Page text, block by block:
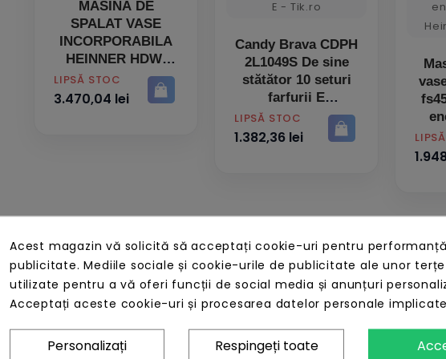
MASINA DE
SPALAT VASE
INCORPORABILA
HEINNER HDW-
BI6614IE++
PRET
LIPSĂ STOC
3.470,04 lei
Candy Brava CDPH
2L1049S De sine
stătător 10 seturi
farfurii E
PRET
LIPSĂ STOC
1.382,36 lei
PRET
Acest magazin vă solicită să acceptați cookie-uri pentru
publicitate. Mediile sociale și cookie-urile de publicitate ale unor
utilizate pentru a vă oferi funcții de social media și anunțuri
Acceptați aceste cookie-uri și procesarea datelor personale
Respingeți toate
Personalizați